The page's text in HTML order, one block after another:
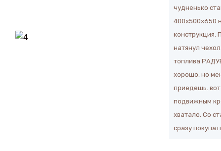
чудненько
400х500х650
конструкция.
натянул
топлива
хорошо, но
приедешь.
подвижным
хватало. Со
сразу